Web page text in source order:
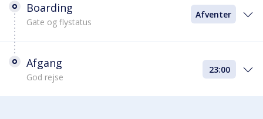
Boarding
Gate og flystatus
Afventer
Afgang
God rejse
23:00